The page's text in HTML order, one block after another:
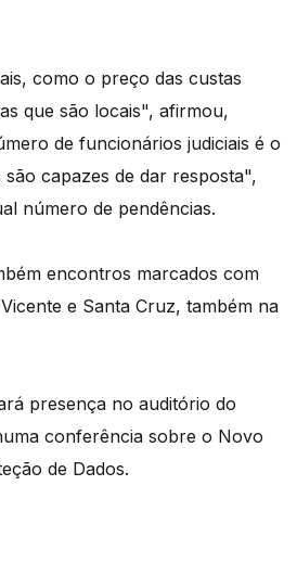
como o preço das custas
que são locais", afirmou,
de funcionários judiciais é o
capazes de dar resposta",
número de pendências.
encontros marcados com
e Santa Cruz, também na
presença no auditório do
conferência sobre o Novo
de Dados.